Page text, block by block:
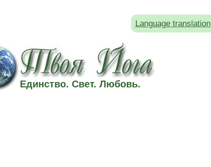
Language translation
Единство. Свет. Любовь.